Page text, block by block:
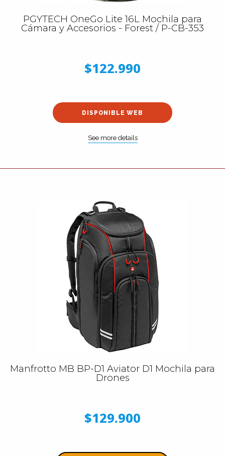
PGYTECH OneGo Lite 16L Mochila para
Cámara y Accesorios - Forest / P-CB-353
$122.990
DISPONIBLE WEB
See more details
Manfrotto MB BP-D1 Aviator D1 Mochila para
Drones
$129.900